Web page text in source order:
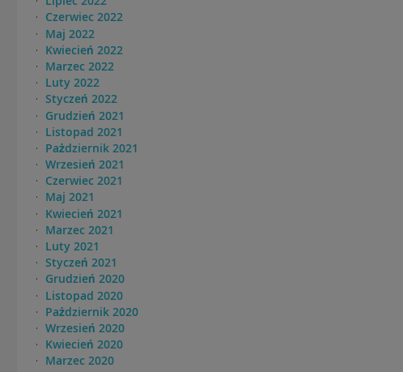
Czerwiec 2022
Maj 2022
Kwiecień 2022
Marzec 2022
Luty 2022
Styczeń 2022
Grudzień 2021
Listopad 2021
Pażdziernik 2021
Wrzesień 2021
Czerwiec 2021
Maj 2021
Kwiecień 2021
Marzec 2021
Luty 2021
Styczeń 2021
Grudzień 2020
Listopad 2020
Pażdziernik 2020
Wrzesień 2020
Kwiecień 2020
Marzec 2020